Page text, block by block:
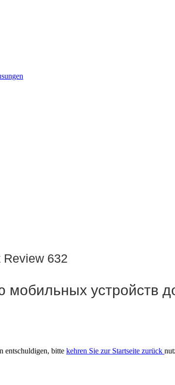
Review 632
устройств
entschuldigen, bitte kehren Sie zur Startseite zurück